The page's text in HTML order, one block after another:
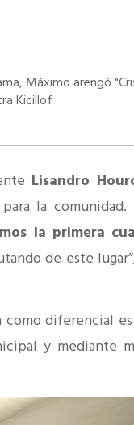
Máximo arengó
Kicillof
Lisandro
para la
la primera
de este
diferencial
y mediante